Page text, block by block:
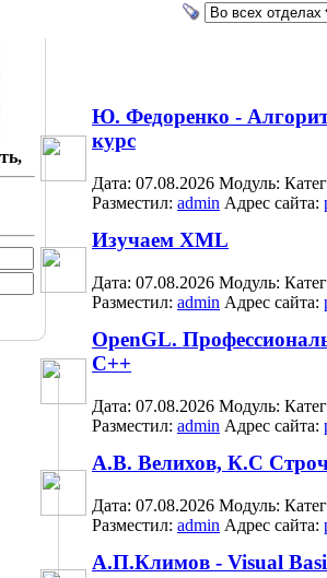
Ю. Федоренко -
курс
Дата: 07.08.2026 Модуль:
Разместил: admin Адрес сайта:
Изучаем XML
Дата: 07.08.2026 Модуль:
Разместил: admin Адрес сайта:
OpenGL.
C++
Дата: 07.08.2026 Модуль:
Разместил: admin Адрес сайта:
А.В. Велихов, К.С
Дата: 07.08.2026 Модуль:
Разместил: admin Адрес сайта:
А.П.Климов - Visual